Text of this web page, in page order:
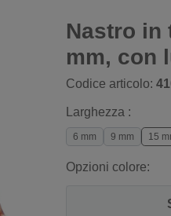
Nastro in
mm, con
Codice articolo:
Larghezza :
6 mm 9 mm 15
Opzioni colore: